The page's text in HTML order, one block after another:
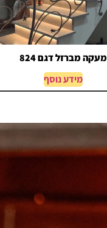
מעקה מברזל דגם 824
מידע נוסף